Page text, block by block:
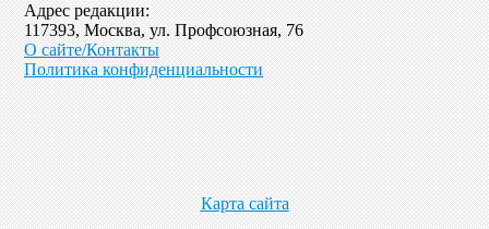
Адрес редакции:
117393, Москва, ул. Профсоюзная, 76
О сайте/Контакты
Политика конфиденциальности
Карта сайта